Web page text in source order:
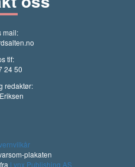
mail:
tlf:
24 50
redaktør:
plakaten
Lynx Publishing AS